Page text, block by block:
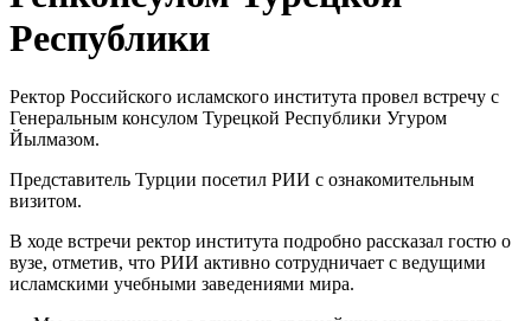
Республики
Ректор Российского исламского института провел встречу с
Генеральным консулом Турецкой Республики Угуром
Йылмазом.
Представитель Турции посетил РИИ с ознакомительным
визитом.
В ходе встречи ректор института подробно рассказал гостю о
вузе, отметив, что РИИ активно сотрудничает с ведущими
исламскими учебными заведениями мира.